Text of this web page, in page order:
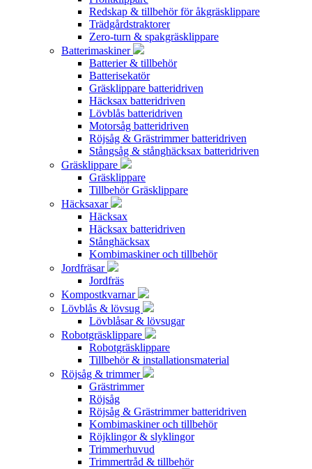
Redskap & tillbehör för åkgräsklippare
Trädgårdstraktorer
Zero-turn & spakgräsklippare
Batterimaskiner
Batterier & tillbehör
Batterisekatör
Gräsklippare batteridriven
Häcksax batteridriven
Lövblås batteridriven
Motorsåg batteridriven
Röjsåg & Grästrimmer batteridriven
Stångsåg & stånghäcksax batteridriven
Gräsklippare
Gräsklippare
Tillbehör Gräsklippare
Häcksaxar
Häcksax
Häcksax batteridriven
Stånghäcksax
Kombimaskiner och tillbehör
Jordfräsar
Jordfräs
Kompostkvarnar
Lövblås & lövsug
Lövblåsar & lövsugar
Robotgräsklippare
Robotgräsklippare
Tillbehör & installationsmaterial
Röjsåg & trimmer
Grästrimmer
Röjsåg
Röjsåg & Grästrimmer batteridriven
Kombimaskiner och tillbehör
Röjklingor & slyklingor
Trimmerhuvud
Trimmertråd & tillbehör